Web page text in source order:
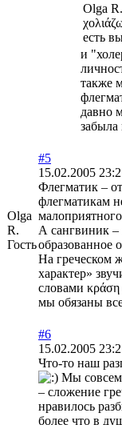
Olga
есть
и
также
давно
Olga
R.
Гость
#5
15.02.2005
Флегматик –
флегматикам
А сангвиник –
образованное
На греческом
характер»
словами κράση
мы обязаны
#6
15.02.2005
Что-то наш
Мы совсем
– сложение
нравилось
более что в